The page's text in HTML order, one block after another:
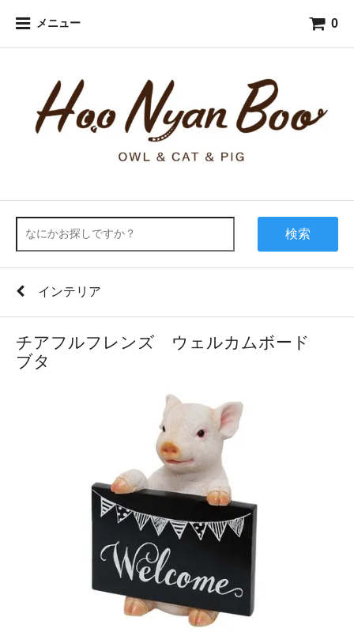
メニュー 0
検索
インテリア
チアフルフレンズ ウェルカムボード
ブタ